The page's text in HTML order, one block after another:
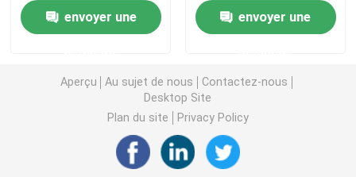
Revêtement de sol protecteur provisoire
Ruban adhésif respirable
Papier de petit pain de emballage
envoyer une
envoyer une
Aperçu Au sujet de nous
Contactez-nous
Desktop Site
Plan du site
Privacy Policy